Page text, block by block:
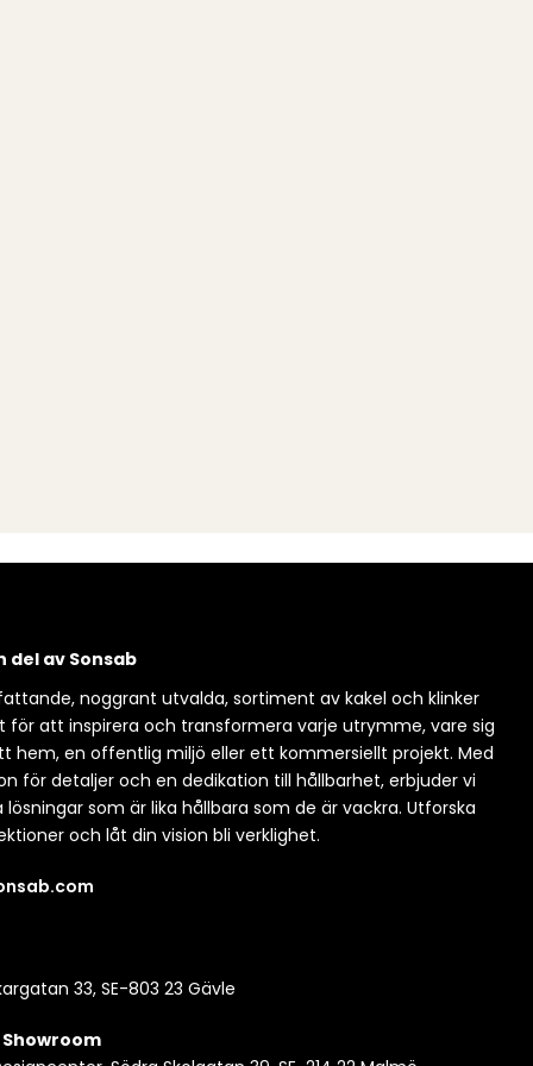
del av Sonsab
noggrant utvalda, sortiment av kakel och klinker
för att inspirera och transformera varje utrymme, vare sig
hem, en offentlig miljö eller ett kommersiellt projekt. Med
för detaljer och en dedikation till hållbarhet, erbjuder vi
lösningar som är lika hållbara som de är vackra. Utforska
och låt din vision bli verklighet.
33, SE-803 23 Gävle